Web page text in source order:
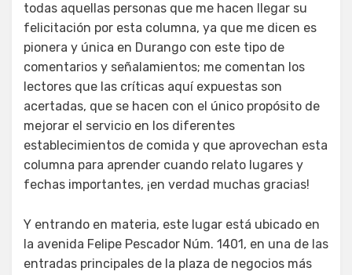
todas aquellas personas que me hacen llegar su
felicitación por esta columna, ya que me dicen es
pionera y única en Durango con este tipo de
comentarios y señalamientos; me comentan los
lectores que las críticas aquí expuestas son
acertadas, que se hacen con el único propósito de
mejorar el servicio en los diferentes
establecimientos de comida y que aprovechan esta
columna para aprender cuando relato lugares y
fechas importantes, ¡en verdad muchas gracias!
Y entrando en materia, este lugar está ubicado en
la avenida Felipe Pescador Núm. 1401, en una de las
entradas principales de la plaza de negocios más